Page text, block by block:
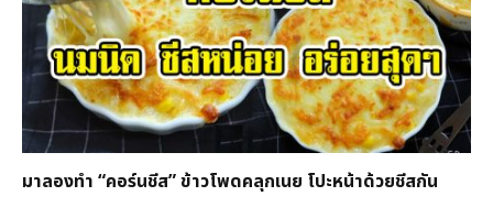
มาลองทำ “คอร์นชีส” ข้าวโพดคลุกเนย โปะหน้าด้วยชีสกัน